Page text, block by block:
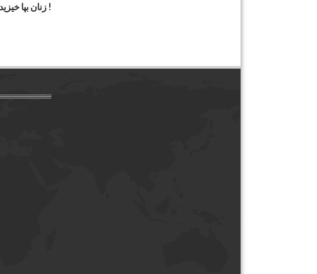
زنان بپا خیزید ! همواره سرخ !